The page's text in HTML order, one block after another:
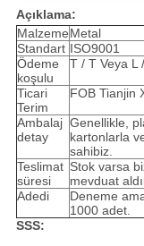
Açıklama:
MalzemeMetal
Standart ISO9001
Ödeme
koşulu
T / T Veya L
Ticari
Terim
FOB Tianjin
Ambalaj
detay
Genellikle,
kartonlarla
sahibiz.
Teslimat
süresi
Stok varsa
mevduat
Adedi
Deneme
1000 adet.
SSS: